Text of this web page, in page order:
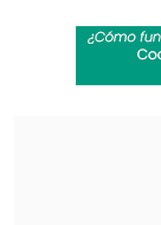
tras